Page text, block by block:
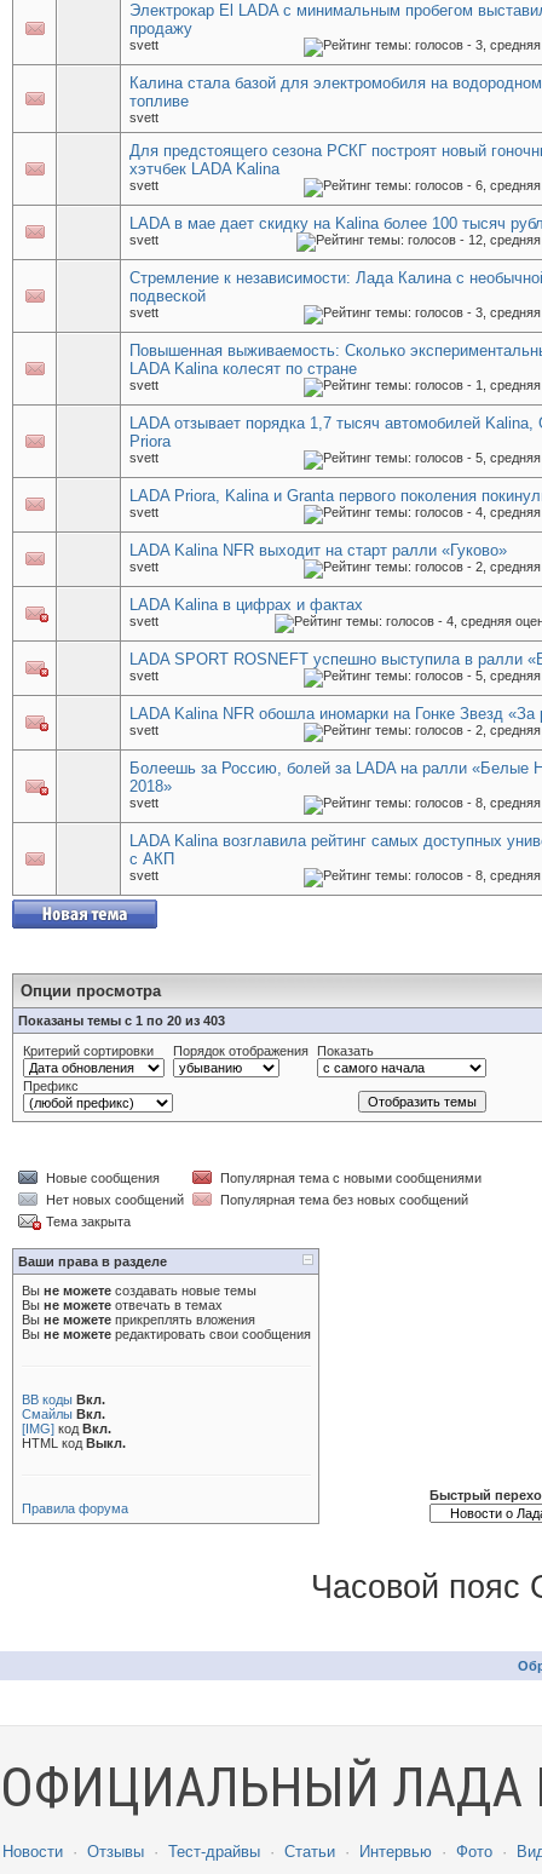
Электрокар El LADA с минимальным пробегом
продажу
svett
Калина стала базой для электромобиля на водородном
топливе
svett
Для предстоящего сезона РСКГ построят новый
хэтчбек LADA Kalina
svett
LADA в мае дает скидку на Kalina более 100 тысяч
svett
Стремление к независимости: Лада Калина с
подвеской
svett
Повышенная выживаемость: Сколько
LADA Kalina колесят по стране
svett
LADA отзывает порядка 1,7 тысяч автомобилей Kalina,
Priora
svett
LADA Priora, Kalina и Granta первого поколения
svett
LADA Kalina NFR выходит на старт ралли «Гуково»
svett
LADA Kalina в цифрах и фактах
svett
LADA SPORT ROSNEFT успешно выступила в ралли
svett
LADA Kalina NFR обошла иномарки на Гонке Звезд «За
svett
Болеешь за Россию, болей за LADA на ралли «Белые
2018»
svett
LADA Kalina возглавила рейтинг самых доступных
с АКП
svett
Опции просмотра
Показаны темы с 1 по 20 из 403
Критерий сортировки Порядок отображения Показать
Префикс
Новые сообщения
Популярная тема с новыми сообщениями
Нет новых сообщений
Популярная тема без новых сообщений
Тема закрыта
Ваши права в разделе
Вы не можете создавать новые темы
Вы не можете отвечать в темах
Вы не можете прикреплять вложения
Вы не можете редактировать свои сообщения
BB коды Вкл.
Смайлы Вкл.
[IMG] код Вкл.
HTML код Выкл.
Правила форума
Быстрый
Часовой пояс
ОФИЦИАЛЬНЫЙ ЛАДА
Новости · Отзывы · Тест-драйвы · Статьи · Интервью · Фото ·